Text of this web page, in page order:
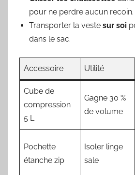
pour ne perdre aucun recoin.
Transporter la veste sur soi
dans le sac.
Accessoire Utilité
Cube de
compression
5 L
Gagne 30 %
de volume
Pochette
étanche zip
Isoler linge
sale